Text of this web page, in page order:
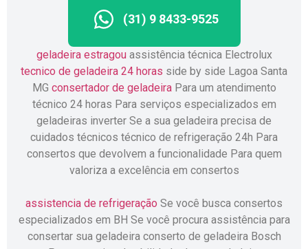
(31) 9 8433-9525
geladeira estragouassistência técnica Electrolux
tecnico de geladeira 24 horas side by side Lagoa Santa
MG consertador de geladeiraPara um atendimento
técnico 24 horas Para serviços especializados em
geladeiras inverter Se a sua geladeira precisa de
cuidados técnicos técnico de refrigeração 24h Para
consertos que devolvem a funcionalidade Para quem
valoriza a excelência em consertos
assistencia de refrigeração Se você busca consertos
especializados em BH Se você procura assistência para
consertar sua geladeira conserto de geladeira Bosch